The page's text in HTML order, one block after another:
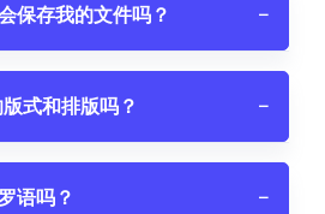
保存我的文件吗？ −
式和排版吗？ −
语吗？ −